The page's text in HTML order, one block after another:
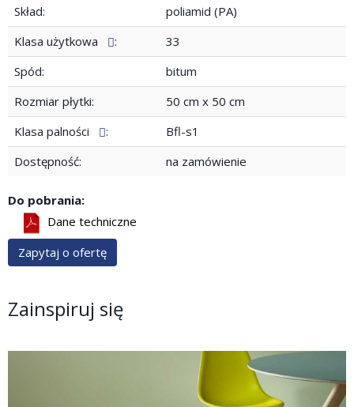
Skład:
poliamid (PA)
Klasa użytkowa
:
33
Spód:
bitum
Rozmiar płytki:
50 cm x 50 cm
Klasa palności
:
Bfl-s1
Dostępność:
na zamówienie
Do pobrania:
Dane techniczne
Zapytaj o ofertę
Zainspiruj się